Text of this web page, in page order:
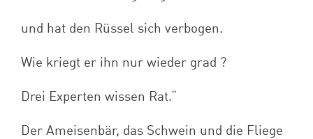
und hat den Rüssel sich verbogen.
Wie kriegt er ihn nur wieder grad ?
Drei Experten wissen Rat.“
Der Ameisenbär, das Schwein und die Fliege